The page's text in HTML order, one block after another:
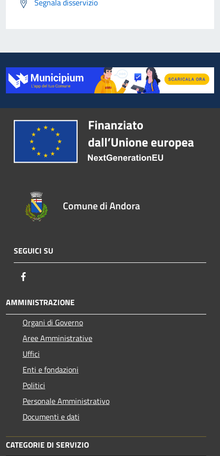
Segnala disservizio
Comune di Andora
SEGUICI SU
AMMINISTRAZIONE
Organi di Governo
Aree Amministrative
Uffici
Enti e fondazioni
Politici
Personale Amministrativo
Documenti e dati
CATEGORIE DI SERVIZIO